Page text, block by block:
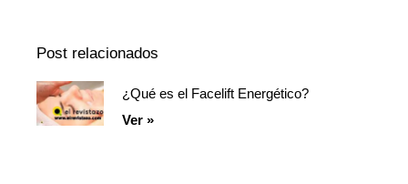
Pódcast
Post relacionados
¿Qué es el Facelift Energético?
Ver »
PáginaPáginaPágina